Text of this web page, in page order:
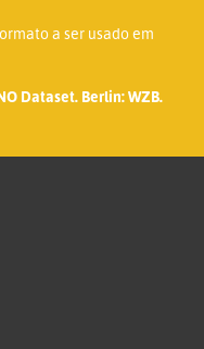
a ser usado em
Dataset. Berlin: WZB.